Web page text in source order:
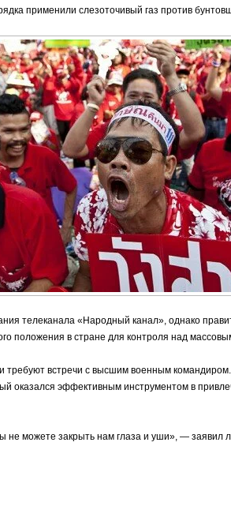
применили слезоточивый газ против
телеканала «Народный канал», однако
положения в стране для контроля над
требуют встречи с высшим военным
оказался эффективным инструментом в
можете закрыть нам глаза и уши», — заявил